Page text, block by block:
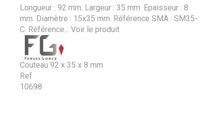
Longueur : 92 mm. Largeur : 35 mm. Epaisseur : 8
mm. Diamètre : 15x35 mm. Référence SMA : SM35-
C. Référence...
Voir le produit
Couteau 92 x 35 x 8 mm
Ref
10698